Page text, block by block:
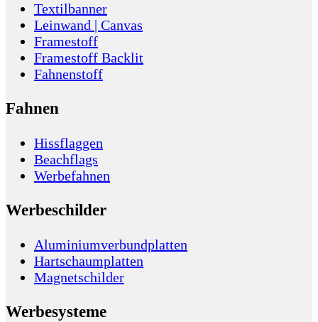
Textilbanner
Leinwand | Canvas
Framestoff
Framestoff Backlit
Fahnenstoff
Fahnen
Hissflaggen
Beachflags
Werbefahnen
Werbeschilder
Aluminiumverbundplatten
Hartschaumplatten
Magnetschilder
Werbesysteme